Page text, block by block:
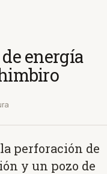
energía
perforación de
y un pozo de